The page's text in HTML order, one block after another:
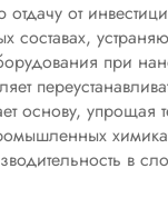
от
составах,
при
основу, упрощая
в